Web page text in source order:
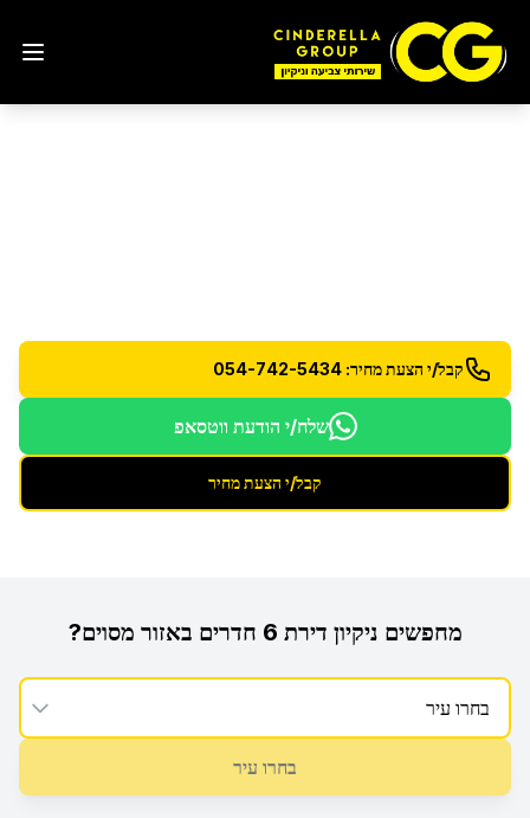
קבל/י הצעת מחיר: 054-742-5434
שלח/י הודעת ווטסאפ
קבל/י הצעת מחיר
מחפשים ניקיון דירת 6 חדרים באזור מסוים?
בחרו עיר